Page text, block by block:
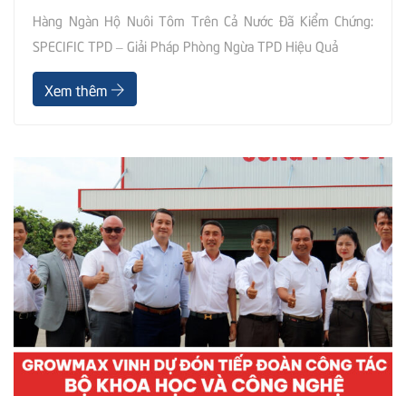
– Giải Pháp Phòng Ngừa TPD Hiệu
Quả
Hàng Ngàn Hộ Nuôi Tôm Trên Cả Nước Đã Kiểm Chứng:
SPECIFIC TPD – Giải Pháp Phòng Ngừa TPD Hiệu Quả
Xem thêm